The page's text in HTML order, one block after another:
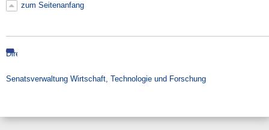
zum Seitenanfang
Direkt
Suche
Senatsverwaltung Wirtschaft, Technologie und Forschung